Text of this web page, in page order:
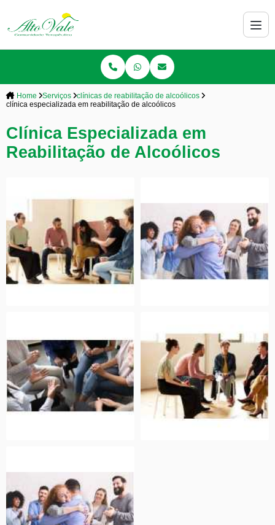
Home Serviços
clínicas de reabilitação de alcoólicos
clínica especializada em reabilitação de alcoólicos
Clínica Especializada em
Reabilitação de Alcoólicos